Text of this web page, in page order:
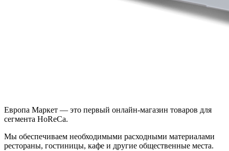
Европа Маркет — это первый онлайн-магазин товаров для
сегмента HoReCa.
Мы обеспечиваем необходимыми расходными материалами
рестораны, гостиницы, кафе и другие общественные места.